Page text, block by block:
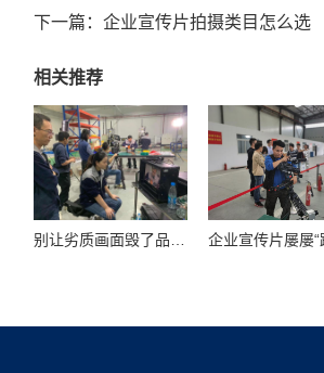
下一篇： 企业宣传片拍摄类目怎么选
相关推荐
别让劣质画面毁了品牌！高质量公司宣传视频制作避坑指南